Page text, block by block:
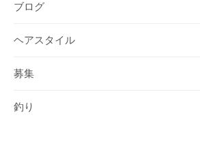
ブログ
ヘアスタイル
募集
釣り